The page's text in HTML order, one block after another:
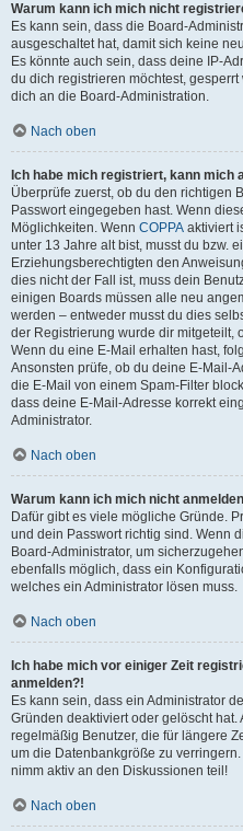
Warum kann ich mich nicht
Es kann sein, dass die Board-
ausgeschaltet hat, damit sich keine
Es könnte auch sein, dass deine IP-
du dich registrieren möchtest,
dich an die Board-Administration.
Nach oben
Ich habe mich registriert, kann mich
Überprüfe zuerst, ob du den richtigen
Passwort eingegeben hast. Wenn
Möglichkeiten. Wenn COPPA aktiviert
unter 13 Jahre alt bist, musst du bzw.
Erziehungsberechtigten den
dies nicht der Fall ist, muss dein
einigen Boards müssen alle neu
werden – entweder musst du dies
der Registrierung wurde dir mitgeteilt,
Wenn du eine E-Mail erhalten hast,
Ansonsten prüfe, ob du deine E-Mail-
die E-Mail von einem Spam-Filter
dass deine E-Mail-Adresse korrekt
Administrator.
Nach oben
Warum kann ich mich nicht
Dafür gibt es viele mögliche Gründe.
und dein Passwort richtig sind. Wenn
Board-Administrator, um
ebenfalls möglich, dass ein
welches ein Administrator lösen muss.
Nach oben
Ich habe mich vor einiger Zeit
anmelden?!
Es kann sein, dass ein Administrator
Gründen deaktiviert oder gelöscht
regelmäßig Benutzer, die für längere
um die Datenbankgröße zu
nimm aktiv an den Diskussionen teil!
Nach oben